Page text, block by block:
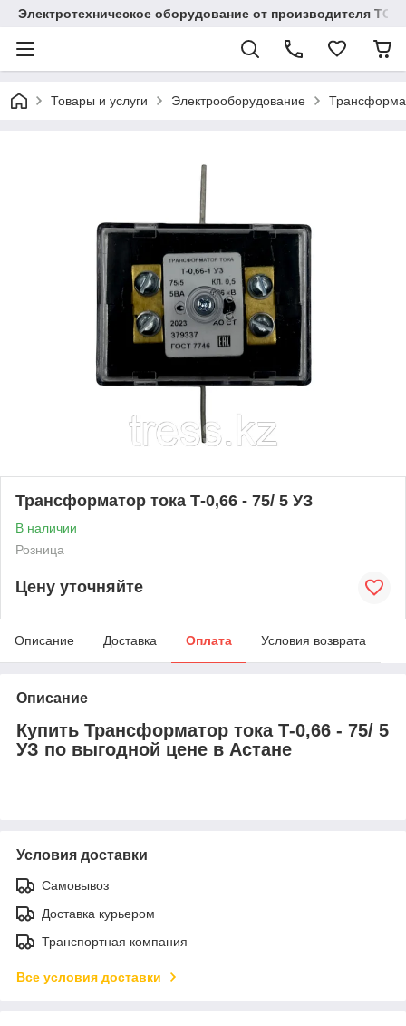
Электротехническое оборудование от производителя TOO
Товары и услуги Электрооборудование
Трансформатор тока Т-0,66 - 75/ 5 УЗ
В наличии
Розница
Цену уточняйте
Описание Доставка Оплата Условия возврата
Описание
Купить Трансформатор тока Т-0,66 - 75/ 5
УЗ по выгодной цене в Астане
Условия доставки
Самовывоз
Доставка курьером
Транспортная компания
Все условия доставки